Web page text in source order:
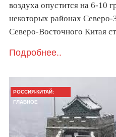
воздуха опустится на 6-10
некоторых районах Северо-
Северо-Восточного Китая
Подробнее..
РОССИЯ-КИТАЙ:
ГЛАВНОЕ